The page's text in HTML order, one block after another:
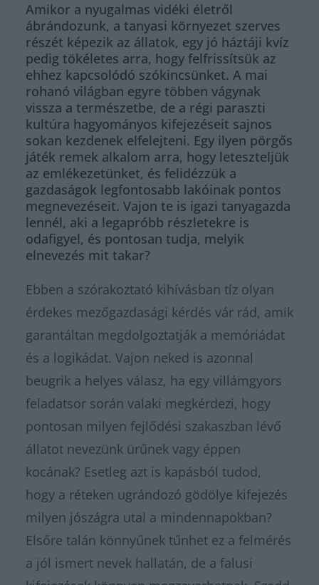
Amikor a nyugalmas vidéki életről
ábrándozunk, a tanyasi környezet szerves
részét képezik az állatok, egy jó háztáji kvíz
pedig tökéletes arra, hogy felfrissítsük az
ehhez kapcsolódó szókincsünket. A mai
rohanó világban egyre többen vágynak
vissza a természetbe, de a régi paraszti
kultúra hagyományos kifejezéseit sajnos
sokan kezdenek elfelejteni. Egy ilyen pörgős
játék remek alkalom arra, hogy leteszteljük
az emlékezetünket, és felidézzük a
gazdaságok legfontosabb lakóinak pontos
megnevezéseit. Vajon te is igazi tanyagazda
lennél, aki a legapróbb részletekre is
odafigyel, és pontosan tudja, melyik
elnevezés mit takar?
Ebben a szórakoztató kihívásban tíz olyan
érdekes mezőgazdasági kérdés vár rád, amik
garantáltan megdolgoztatják a memóriádat
és a logikádat. Vajon neked is azonnal
beugrik a helyes válasz, ha egy villámgyors
feladatsor során valaki megkérdezi, hogy
pontosan milyen fejlődési szakaszban lévő
állatot nevezünk ürűnek vagy éppen
kocának? Esetleg azt is kapásból tudod,
hogy a réteken ugrándozó gödölye kifejezés
milyen jószágra utal a mindennapokban?
Elsőre talán könnyűnek tűnhet ez a felmérés
a jól ismert nevek hallatán, de a falusi